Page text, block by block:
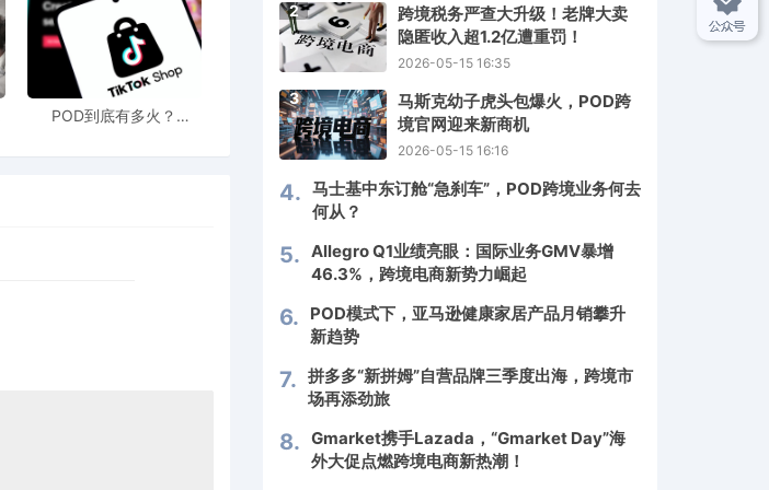
POD到底有多火？
2
跨境税务严查大升级！老牌大卖
隐匿收入超1.2亿遭重罚！
2026-05-15 16:35
3
马斯克幼子虎头包爆火，POD跨
境官网迎来新商机
2026-05-15 16:16
4. 马士基中东订舱“急刹车”，POD跨境业务何去
何从？
5. Allegro Q1业绩亮眼：国际业务GMV暴增
46.3%，跨境电商新势力崛起
6.
POD模式下，亚马逊健康家居产品月销攀升
新趋势
7. 拼多多“新拼姆”自营品牌三季度出海，跨境市
场再添劲旅
8. Gmarket携手Lazada，“Gmarket Day”海
外大促点燃跨境电商新热潮！